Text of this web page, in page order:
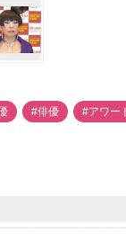
#俳優 #アワー